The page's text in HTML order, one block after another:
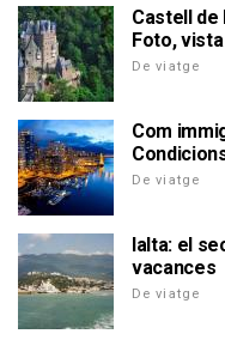
Castell de
Foto,
De viatge
Com
De viatge
Ialta: el
vacances
De viatge